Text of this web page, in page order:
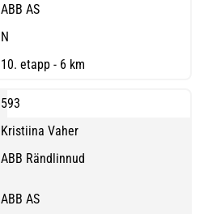
ABB AS
N
10. etapp - 6 km
593
Kristiina Vaher
ABB Rändlinnud
ABB AS